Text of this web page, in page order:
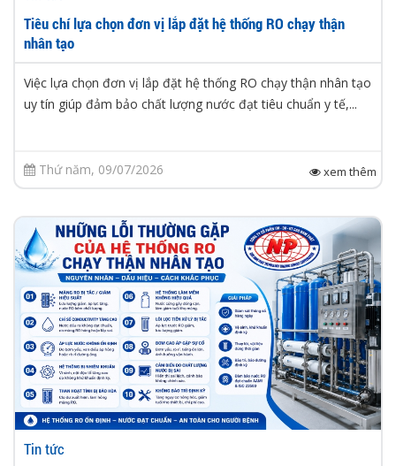
Tiêu chí lựa chọn đơn vị lắp đặt hệ thống RO chạy thận
nhân tạo
Việc lựa chọn đơn vị lắp đặt hệ thống RO chạy thận nhân tạo
uy tín giúp đảm bảo chất lượng nước đạt tiêu chuẩn y tế,...
Thứ năm, 09/07/2026 xem thêm
Tin tức